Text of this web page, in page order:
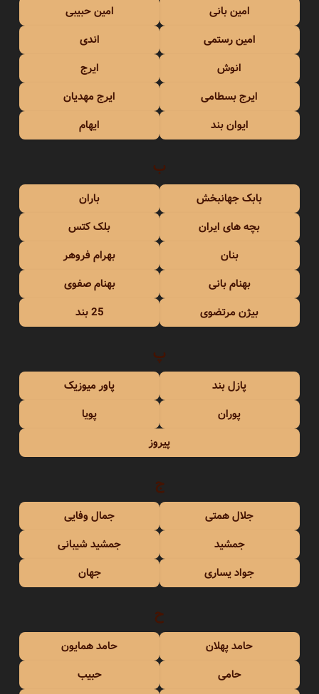
امین بانی
امین حبیبی
امین رستمی
اندی
انوش
ایرج
ایرج بسطامی
ایرج مهدیان
ایوان بند
ایهام
ب
بابک جهانبخش
باران
بچه های ایران
بلک کتس
بنان
بهرام فروهر
بهنام بانی
بهنام صفوی
بیژن مرتضوی
25 بند
پ
پازل بند
پاور میوزیک
پوران
پویا
پیروز
ج
جلال همتی
جمال وفایی
جمشید
جمشید شیبانی
جواد یساری
جهان
ح
حامد پهلان
حامد همایون
حامی
حبیب